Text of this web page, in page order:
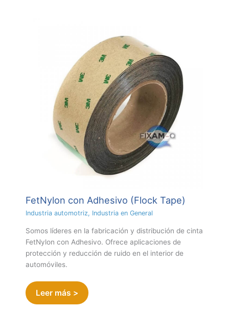
FetNylon con Adhesivo (Flock Tape)
Industria automotriz, Industria en General
Somos líderes en la fabricación y distribución de cinta
FetNylon con Adhesivo. Ofrece aplicaciones de
protección y reducción de ruido en el interior de
automóviles.
Leer más >